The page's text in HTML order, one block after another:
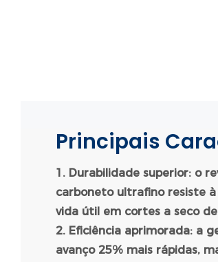
Principais
1. Durabilidade superior: o
carboneto ultrafino resiste
vida útil em cortes a seco
2. Eficiência aprimorada: a
avanço 25% mais rápidas,